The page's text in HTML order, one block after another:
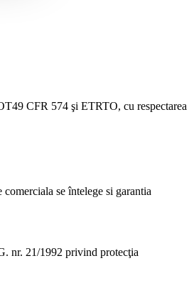
CFR 574 şi ETRTO, cu respectarea
se întelege si garantia
nr. 21/1992 privind protecţia